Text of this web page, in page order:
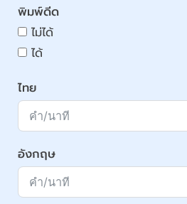
พิมพ์ดีด
ไม่ได้
ได้
ไทย
อังกฤษ